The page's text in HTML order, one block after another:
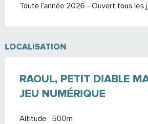
Toute l'année 2026 - Ouvert tous les
LOCALISATION
RAOUL, PETIT DIABLE
JEU NUMÉRIQUE
Altitude : 500m